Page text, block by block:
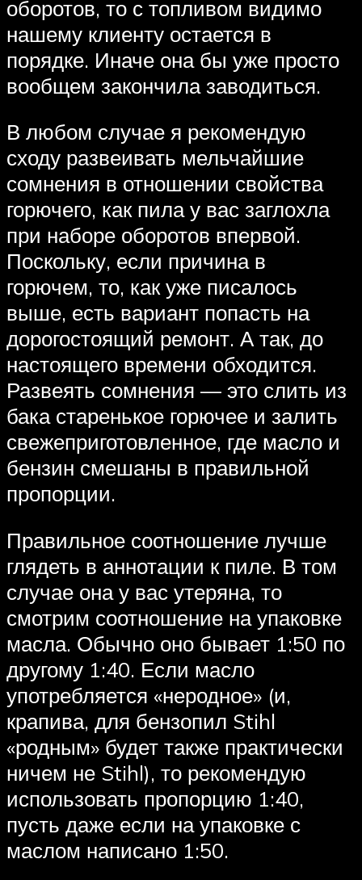
оборотов, то с топливом видимо
нашему клиенту остается в
порядке. Иначе она бы уже просто
вообщем закончила заводиться.
В любом случае я рекомендую
сходу развеивать мельчайшие
сомнения в отношении свойства
горючего, как пила у вас заглохла
при наборе оборотов впервой.
Поскольку, если причина в
горючем, то, как уже писалось
выше, есть вариант попасть на
дорогостоящий ремонт. А так, до
настоящего времени обходится.
Развеять сомнения — это слить из
бака старенькое горючее и залить
свежеприготовленное, где масло и
бензин смешаны в правильной
пропорции.
Правильное соотношение лучше
глядеть в аннотации к пиле. В том
случае она у вас утеряна, то
смотрим соотношение на упаковке
масла. Обычно оно бывает 1:50 по
другому 1:40. Если масло
употребляется «неродное» (и,
крапива, для бензопил Stihl
«родным» будет также практически
ничем не Stihl), то рекомендую
использовать пропорцию 1:40,
пусть даже если на упаковке с
маслом написано 1:50.